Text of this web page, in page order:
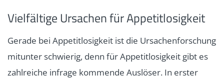
Vielfältige Ursachen für Appetitlosigkeit
Gerade bei Appetitlosigkeit ist die Ursachenforschung
mitunter schwierig, denn für Appetitlosigkeit gibt es
zahlreiche infrage kommende Auslöser. In erster